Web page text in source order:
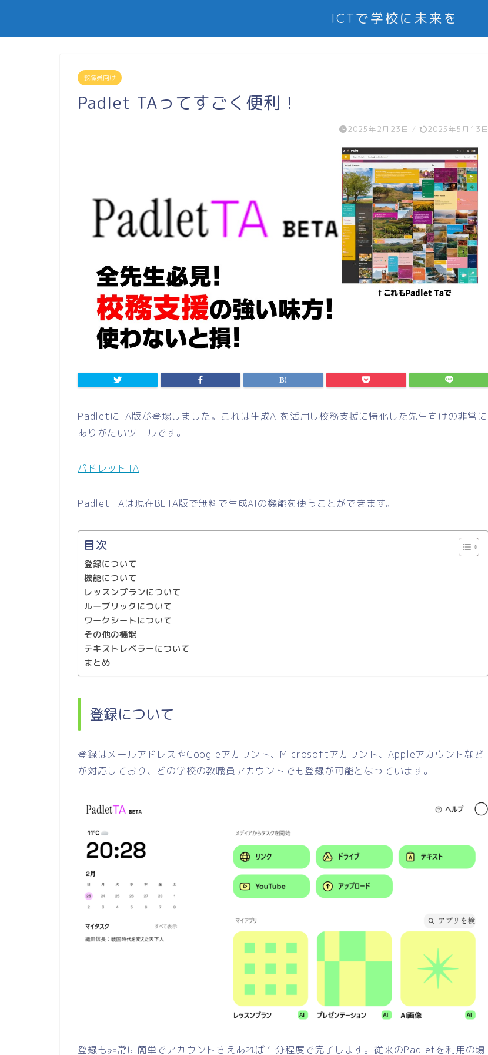
ICTで学校に未来を
教職員向け
Padlet TAってすごく便利！
2025年2月23日 / 2025年5月13日
PadletにTA版が登場しました。これは生成AIを活用し校務支援に特化した先生向けの非常に
ありがたいツールです。
パドレットTA
Padlet TAは現在BETA版で無料で生成AIの機能を使うことができます。
目次
登録について
機能について
レッスンプランについて
ルーブリックについて
ワークシートについて
その他の機能
テキストレベラーについて
まとめ
登録について
登録はメールアドレスやGoogleアカウント、Microsoftアカウント、Appleアカウントなど
が対応しており、どの学校の教職員アカウントでも登録が可能となっています。
登録も非常に簡単でアカウントさえあれば１分程度で完了します。従来のPadletを利用の場